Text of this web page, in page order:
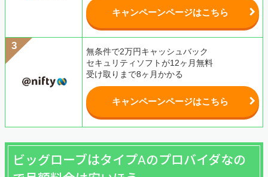
キャンペーンページはこちら
無条件で2万円キャッシュバック
セキュリティソフトが12ヶ月無料
受け取りまで8ヶ月かかる
キャンペーンページはこちら
ビッグローブはタイプAのプロバイダなの